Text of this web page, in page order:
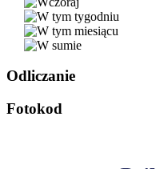
Odliczanie
Fotokod